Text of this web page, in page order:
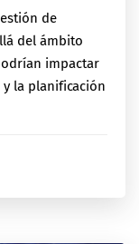
de
del ámbito
impactar
la planificación